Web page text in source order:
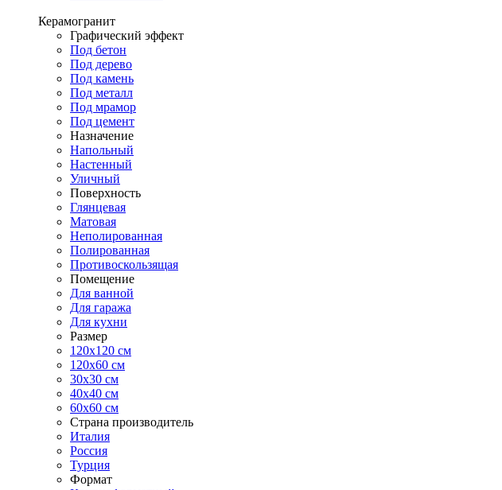
Керамогранит
Графический эффект
Под бетон
Под дерево
Под камень
Под металл
Под мрамор
Под цемент
Назначение
Напольный
Настенный
Уличный
Поверхность
Глянцевая
Матовая
Неполированная
Полированная
Противоскользящая
Помещение
Для ванной
Для гаража
Для кухни
Размер
120x120 см
120x60 см
30x30 см
40x40 см
60x60 см
Страна производитель
Италия
Россия
Турция
Формат